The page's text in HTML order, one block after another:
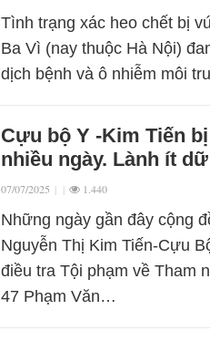
Tình trạng xác heo chết bị
Ba Vì (nay thuộc Hà Nội)
dịch bệnh và ô nhiễm môi
Cựu bộ Y -Kim Tiến
nhiều ngày. Lành ít
07/07/2025 | | 1.440
Những ngày gần đây cộng
Nguyễn Thị Kim Tiến-Cựu
điều tra Tội phạm về Tham
47 Phạm Văn…